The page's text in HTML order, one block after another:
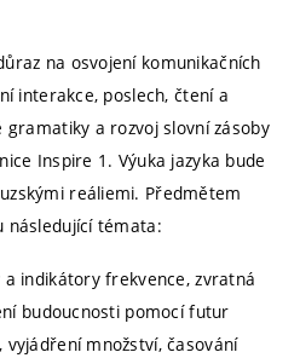
na osvojení komunikačních
interakce, poslech, čtení a
gramatiky a rozvoj slovní zásoby
Inspire 1. Výuka jazyka bude
reáliemi. Předmětem
následující témata:
indikátory frekvence, zvratná
budoucnosti pomocí futur
vyjádření množství, časování